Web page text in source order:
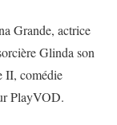
Grande, actrice
Glinda son
II, comédie
PlayVOD.